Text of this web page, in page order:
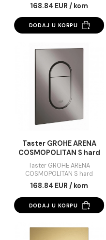
Taster GROHE ARENA
COSMOPOLITAN S
brushed hard graphite
Taster GROHE ARENA
COSMOPOLITAN S brushed
hard graphite
168.84 EUR / kom
DODAJ U KORPU